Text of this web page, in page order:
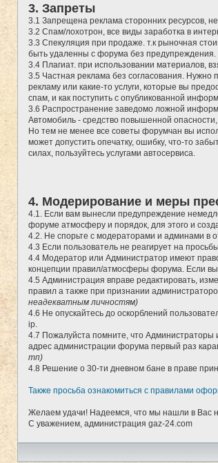
3. Запреты
3.1 Запрещена реклама сторонних ресурсов,
3.2 Спам/лохотрон, все виды заработка в
3.3 Спекуляция при продаже. т.к рыночная
быть удаленны с форума без предупреждения.
3.4 Плагиат. при использовании материалов,
3.5 Частная реклама без согласования.
рекламу или какие-то услуги, которые вы
спам, и как поступить с опубликованной
3.6 Распространение заведомо ложной
Автомобиль - средство повышенной
Но тем не менее все советы форумчан вы
может допустить опечатку, ошибку, что-то
силах, пользуйтесь услугами автосервиса.
4. Модерирование и меры
4.1. Если вам вынесли предупреждение
форуме атмосферу и порядок, для этого и
4.2. Не спорьте с модераторами и админами в
4.3 Если пользователь не реагирует на
4.4 Модератор или Администратор имеют
концепции правил/атмосферы форума. Если вы
4.5 Администрация вправе редактировать,
правил а также при признании
неадекватным личностям)
4.6 Не опускайтесь до оскорблений
ip.
4.7 Пожалуйста помните, что Администраторы
адрес администрации форума первый раз
тп)
4.8 Решение о 30-ти дневном бане в праве
Также просьба ознакомиться с правилами
Желаем удачи! Надеемся, что мы нашли в Вас
С уважением, администрация gaz-24.com